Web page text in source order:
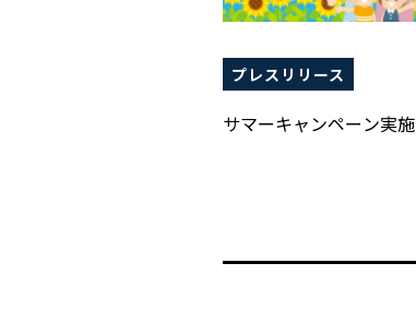
プレスリリース
サマーキャンペーン実施